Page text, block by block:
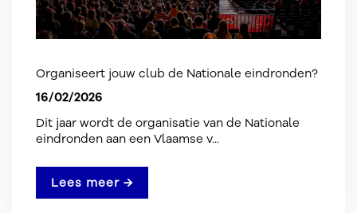
Organiseert jouw club de Nationale eindronden?
16/02/2026
Dit jaar wordt de organisatie van de Nationale
eindronden aan een Vlaamse v...
Lees meer →